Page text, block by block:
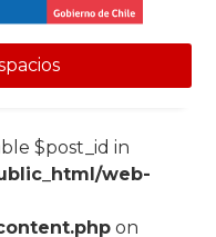
$post_id in
web-
on